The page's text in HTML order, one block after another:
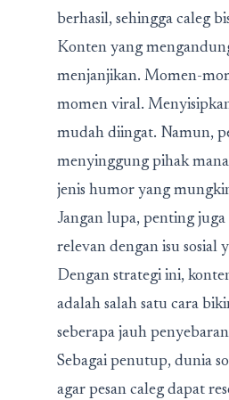
berhasil, sehingga caleg
Konten yang
menjanjikan. Momen-
momen viral.
mudah diingat. Namun,
menyinggung pihak
jenis humor yang
Jangan lupa, penting
relevan dengan isu sosial
Dengan strategi ini,
adalah salah satu cara
seberapa jauh
Sebagai penutup, dunia
agar pesan caleg dapat